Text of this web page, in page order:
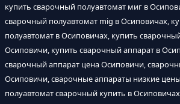
купить сварочный полуавтомат миг в
сварочный полуавтомат mig в Осиповичах,
полуавтомат в Осиповичах, купить
Осиповичи, купить сварочный аппарат в
сварочный аппарат цена Осиповичи,
Осиповичи, сварочные аппараты низкие
полуавтомат сварочный купить в